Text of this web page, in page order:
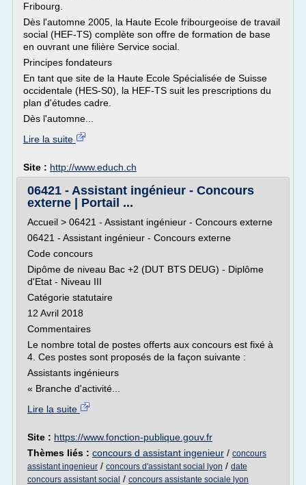
Fribourg.
Dès l'automne 2005, la Haute Ecole fribourgeoise de travail
social (HEF-TS) complète son offre de formation de base
en ouvrant une filière Service social.
Principes fondateurs
En tant que site de la Haute Ecole Spécialisée de Suisse
occidentale (HES-S0), la HEF-TS suit les prescriptions du
plan d'études cadre.
Dès l'automne...
Lire la suite
Site : http://www.educh.ch
06421 - Assistant ingénieur - Concours
externe | Portail ...
Accueil > 06421 - Assistant ingénieur - Concours externe
06421 - Assistant ingénieur - Concours externe
Code concours
Dipôme de niveau Bac +2 (DUT BTS DEUG) - Diplôme
d'Etat - Niveau III
Catégorie statutaire
12 Avril 2018
Commentaires
Le nombre total de postes offerts aux concours est fixé à
4. Ces postes sont proposés de la façon suivante :
Assistants ingénieurs
« Branche d'activité...
Lire la suite
Site : https://www.fonction-publique.gouv.fr
Thèmes liés : concours d assistant ingenieur / concours
assistant ingenieur / concours d'assistant social lyon / date
concours assistant social / concours assistante sociale lyon